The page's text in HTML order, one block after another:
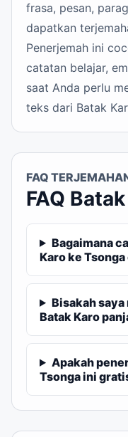
frasa, pesan,
dapatkan
Penerjemah ini
catatan belajar,
saat Anda perlu
teks dari Batak
FAQ
FAQ
Bagaimana
Karo ke
Bisakah
Batak Karo
Apakah
Tsonga ini